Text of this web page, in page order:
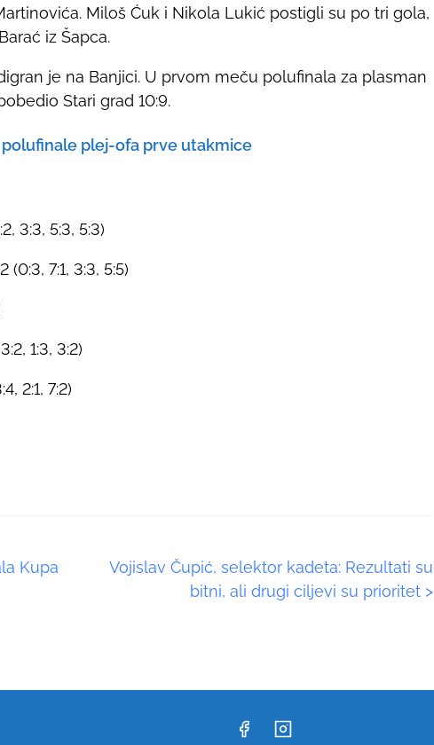
Miloš Ćuk i Nikola Lukić postigli su po tri gola,
iz Šapca.
je na Banjici. U prvom meču polufinala za plasman
Stari grad 10:9.
plej-ofa prve utakmice
3:3, 5:3, 5:3)
(0:3, 7:1, 3:3, 5:5)
1:3, 3:2)
2:1, 7:2)
Kupa
Vojislav Čupić, selektor kadeta: Rezultati su
bitni, ali drugi ciljevi su prioritet >